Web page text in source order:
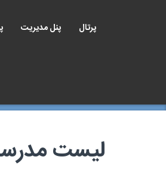
پرتال پنل مدیریت
لیست